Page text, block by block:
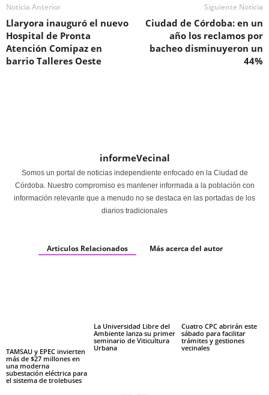
Noticia Anterior
Llaryora inauguró el nuevo
Hospital de Pronta
Atención Comipaz en
barrio Talleres Oeste
Siguiente Noticia
Ciudad de Córdoba: en un
año los reclamos por
bacheo disminuyeron un
44%
informeVecinal
Somos un portal de noticias independiente enfocado en la Ciudad de
Córdoba. Nuestro compromiso es mantener informada a la población con
información relevante que a menudo no se destaca en las portadas de los
diarios tradicionales
Articulos Relacionados Más acerca del autor
TAMSAU y EPEC invierten
más de $27 millones en
una moderna
subestación eléctrica para
el sistema de trolebuses
La Universidad Libre del
Ambiente lanza su primer
seminario de Viticultura
Urbana
Cuatro CPC abrirán este
sábado para facilitar
trámites y gestiones
vecinales